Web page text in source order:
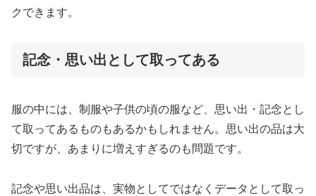
クできます。
記念・思い出として取ってある
服の中には、制服や子供の頃の服など、思い出・記念とし
て取ってあるものもあるかもしれません。思い出の品は大
切ですが、あまりに増えすぎるのも問題です。
記念や思い出品は、実物としてではなくデータとして取っ